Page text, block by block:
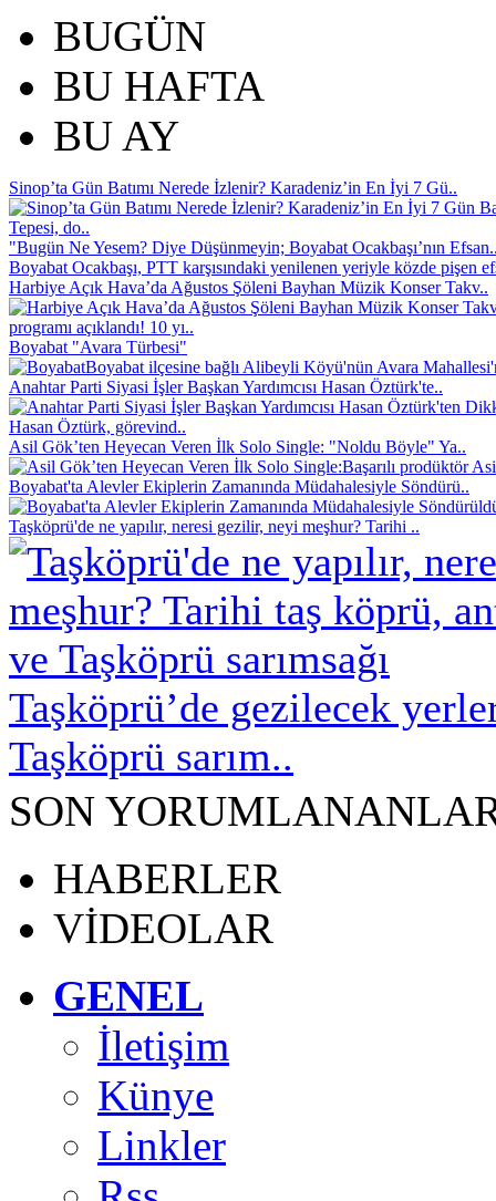
BUGÜN
BU HAFTA
BU AY
Sinop’ta Gün Batımı Nerede İzlenir? Karadeniz’in En İyi 7 Gü..
Tepesi, do..
"Bugün Ne Yesem? Diye Düşünmeyin; Boyabat Ocakbaşı’nın
Boyabat Ocakbaşı, PTT karşısındaki yenilenen yeriyle közde pişen
Harbiye Açık Hava’da Ağustos Şöleni Bayhan Müzik Konser Takv..
programı açıklandı! 10 yı..
Boyabat "Avara Türbesi"
Boyabat ilçesine bağlı Alibeyli Köyü'nün Avara
Anahtar Parti Siyasi İşler Başkan Yardımcısı Hasan Öztürk'te..
Hasan Öztürk, görevind..
Asil Gök’ten Heyecan Veren İlk Solo Single: "Noldu Böyle" Ya..
Başarılı prodüktör
Boyabat'ta Alevler Ekiplerin Zamanında Müdahalesiyle Söndürü..
Taşköprü'de ne yapılır, neresi gezilir, neyi meşhur? Tarihi ..
Taşköprü’de gezilecek
Taşköprü sarım..
SON
HABERLER
VİDEOLAR
GENEL
İletişim
Künye
Linkler